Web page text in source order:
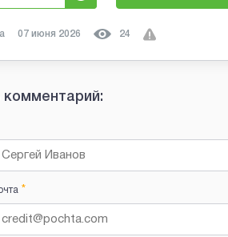
07 июня 2026 24
*